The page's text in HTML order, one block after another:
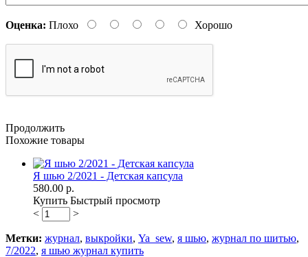
Оценка: Плохо Хорошо
Продолжить
Похожие товары
Я шью 2/2021 - Детская капсула
580.00 р.
Купить Быстрый просмотр
<
>
Метки: журнал, выкройки, Ya_sew, я шью, журнал по шитью,
7/2022, я шью журнал купить